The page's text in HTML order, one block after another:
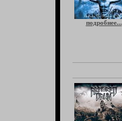
подробнее...